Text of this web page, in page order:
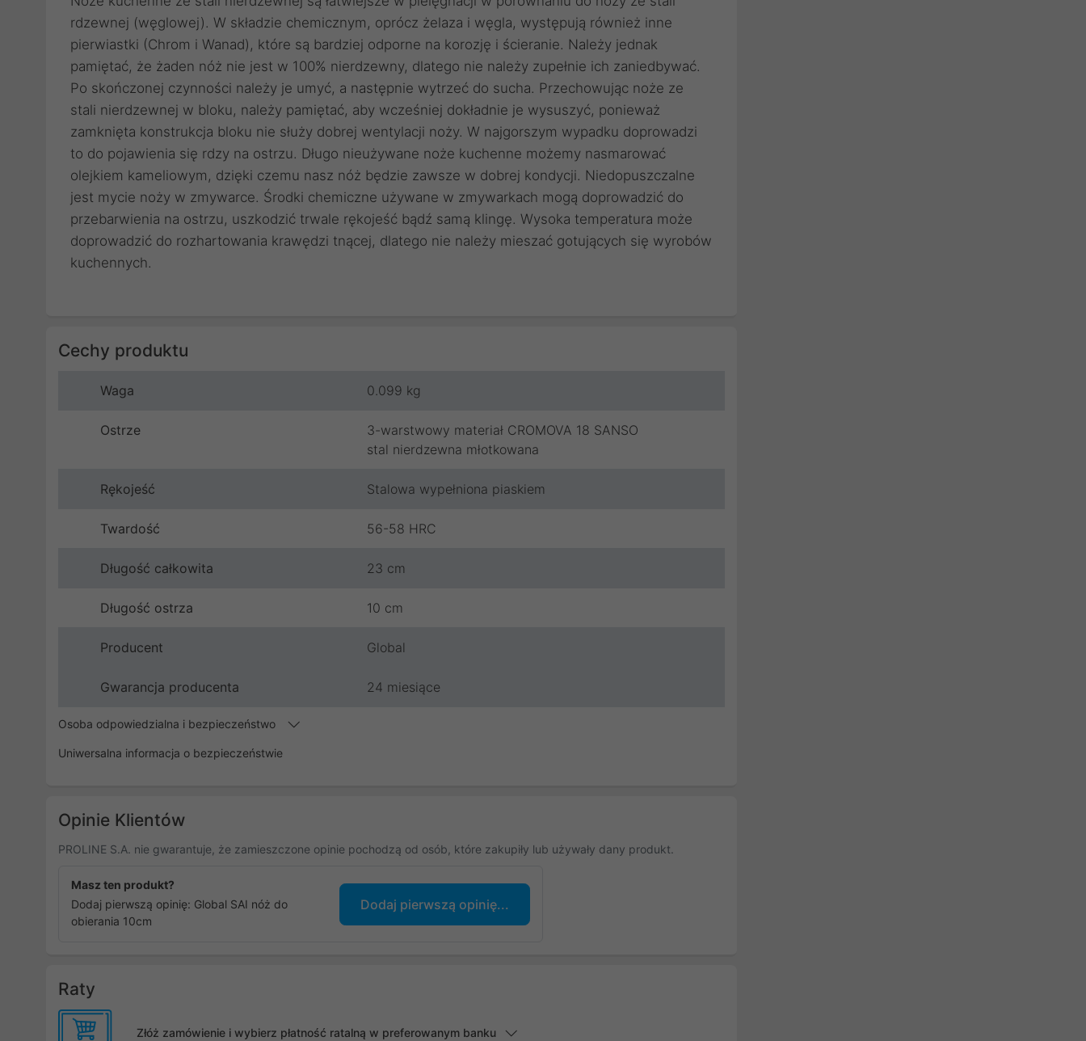
rdzewnej (węglowej). W składzie chemicznym, oprócz żelaza i węgla, występują również inne
pierwiastki (Chrom i Wanad), które są bardziej odporne na korozję i ścieranie. Należy jednak
pamiętać, że żaden nóż nie jest w 100% nierdzewny, dlatego nie należy zupełnie ich zaniedbywać.
Po skończonej czynności należy je umyć, a następnie wytrzeć do sucha. Przechowując noże ze
stali nierdzewnej w bloku, należy pamiętać, aby wcześniej dokładnie je wysuszyć, ponieważ
zamknięta konstrukcja bloku nie służy dobrej wentylacji noży. W najgorszym wypadku doprowadzi
to do pojawienia się rdzy na ostrzu. Długo nieużywane noże kuchenne możemy nasmarować
olejkiem kameliowym, dzięki czemu nasz nóż będzie zawsze w dobrej kondycji. Niedopuszczalne
jest mycie noży w zmywarce. Środki chemiczne używane w zmywarkach mogą doprowadzić do
przebarwienia na ostrzu, uszkodzić trwale rękojeść bądź samą klingę. Wysoka temperatura może
doprowadzić do rozhartowania krawędzi tnącej, dlatego nie należy mieszać gotujących się wyrobów
kuchennych.
Cechy produktu
Waga 0.099 kg
Ostrze
3-warstwowy materiał CROMOVA 18 SANSO
stal nierdzewna młotkowana
Rękojeść Stalowa wypełniona piaskiem
Twardość 56-58 HRC
Długość całkowita 23 cm
Długość ostrza 10 cm
Producent Global
Gwarancja producenta 24 miesiące
Osoba odpowiedzialna i bezpieczeństwo
Uniwersalna informacja o bezpieczeństwie
Opinie Klientów
PROLINE S.A. nie gwarantuje, że zamieszczone opinie pochodzą od osób, które zakupiły lub używały dany produkt.
Masz ten produkt?
Dodaj pierwszą opinię: Global SAI nóż do
obierania 10cm
Dodaj pierwszą opinię...
Raty
Złóż zamówienie i wybierz płatność ratalną w preferowanym banku